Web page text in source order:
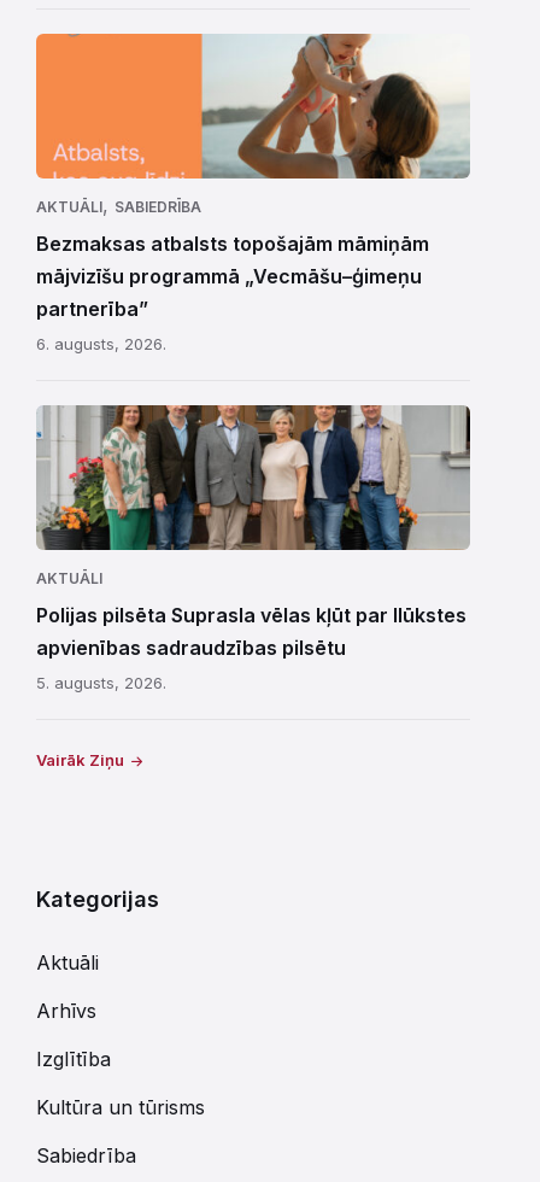
AKTUĀLI, SABIEDRĪBA
Bezmaksas atbalsts topošajām māmiņām
mājvizīšu programmā „Vecmāšu–ģimeņu
partnerība”
6. augusts, 2026.
AKTUĀLI
Polijas pilsēta Suprasla vēlas kļūt par Ilūkstes
apvienības sadraudzības pilsētu
5. augusts, 2026.
Vairāk Ziņu
Kategorijas
Aktuāli
Arhīvs
Izglītība
Kultūra un tūrisms
Sabiedrība